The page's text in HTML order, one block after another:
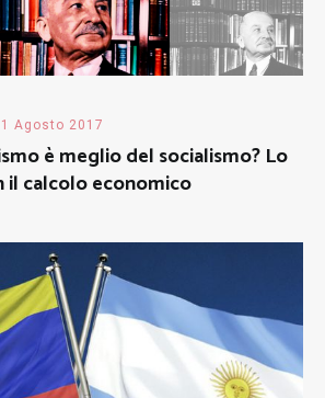
Agosto 2017
è meglio del socialismo? Lo
il calcolo economico